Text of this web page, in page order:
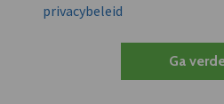
privacybeleid
Ga